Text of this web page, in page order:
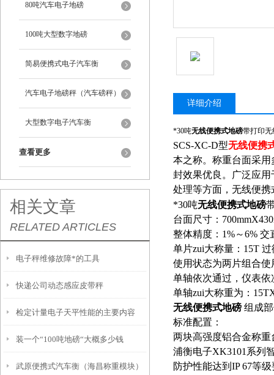
80吨汽车电子地磅
100吨大型数字地磅
简易便携式电子汽车衡
汽车电子地磅秤（汽车磅秤）
大型数字电子汽车衡
查看更多
相关文章
RELATED ARTICLES
电子秤维修故障*的工具
快递公司动态感应皮带秤
检定计量电子天平性能的主要内容
装一个“100吨地磅“大概多少钱
武原便携式汽车衡（海昌称重模块）
详细介绍
*30吨无线便携式地磅带打印无
SCS-XC-D型无线便携
本之称。称重台面采
封效果优良。广泛应
处理等方面，无线便
*30吨无线便携式地磅
台面尺寸：
整体精度：1%～6%
单片zui大称量：15T
使用状态为两片组合
单轴依次通过，仪表
单轴zui大称重为：
无线便携式地磅 组成
标准配置：
两块高强度铝合金称
浦衡电子XK3101系列
防护性能达到IP 67等